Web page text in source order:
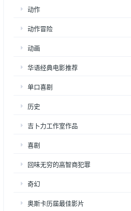
动作
动作冒险
动画
华语经典电影推荐
单口喜剧
历史
吉卜力工作室作品
喜剧
回味无穷的高智商犯罪
奇幻
奥斯卡历届最佳影片